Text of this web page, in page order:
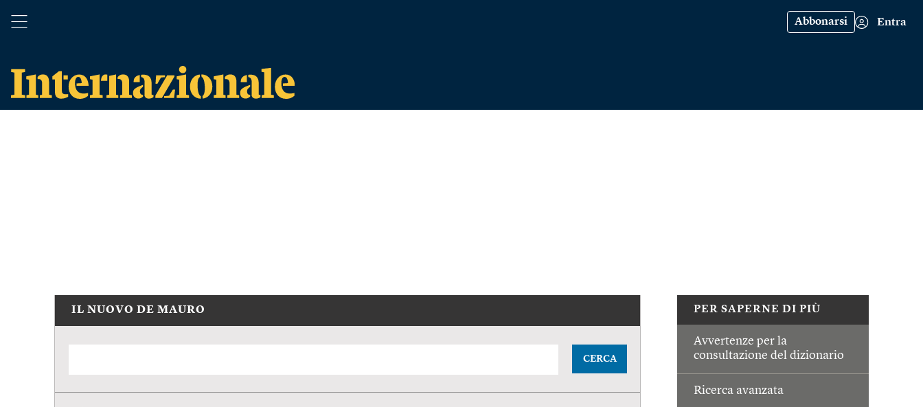
Abbonarsi Entra
PER SAPERNE DI PIÙ
Avvertenze per la
consultazione del dizionario
Ricerca avanzata
IL NUOVO DE MAURO
CERCA